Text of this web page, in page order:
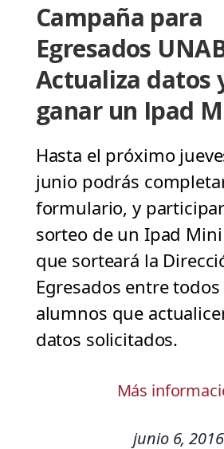
Campaña para
Egresados
Actualiza datos
ganar un Ipad
Hasta el próximo
junio podrás
formulario, y
sorteo de un Ipad Mini
que sorteará la
Egresados entre
alumnos que
datos solicitados.
Más
junio 6, 2016